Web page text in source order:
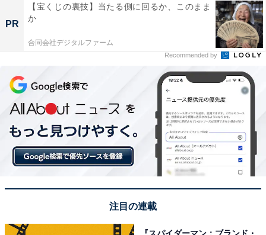
PR
【宝くじの裏技】当たる側に回るか、このまま
か
合同会社デジタルファーム
Recommended by
注目の連載